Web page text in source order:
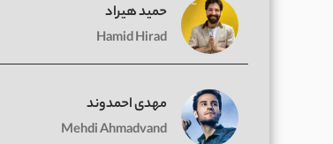
حمید هیراد
Hamid Hirad
مهدی احمدوند
Mehdi Ahmadvand